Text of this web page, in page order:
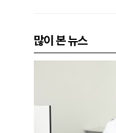
많이 본 뉴스